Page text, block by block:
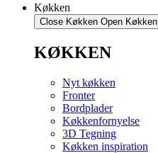
Køkken
Close Køkken Open Køkken
KØKKEN
Nyt køkken
Fronter
Bordplader
Køkkenfornyelse
3D Tegning
Køkken inspiration